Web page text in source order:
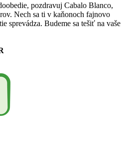
pozdravuj Cabalo Blanco,
Nech sa ti v kaňonoch fajnovo
sprevádza. Budeme sa tešiť na vaše